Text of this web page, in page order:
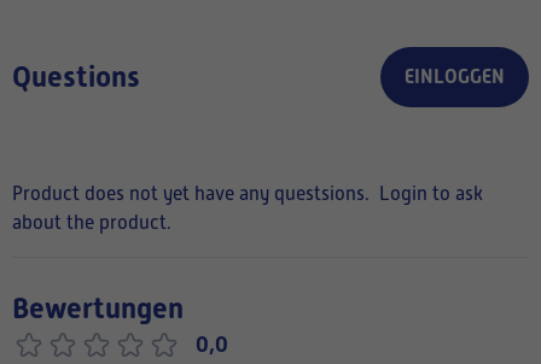
Questions EINLOGGEN
Product does not yet have any questsions.
Login to ask
about the product.
Bewertungen
0,0